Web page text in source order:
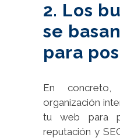
2. Los
se
para
En
organización
tu web para
reputación y